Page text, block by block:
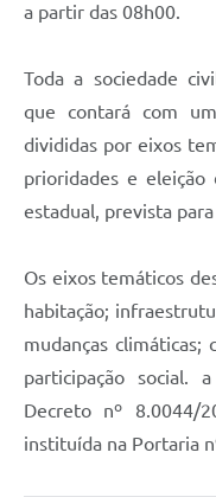
a partir das 08h00.
Toda a sociedade
que contará com
divididas por eixos
prioridades e eleição
estadual, prevista
Os eixos temáticos
habitação;
mudanças climáticas;
participação social.
Decreto nº 8.0044/
instituída na Portaria